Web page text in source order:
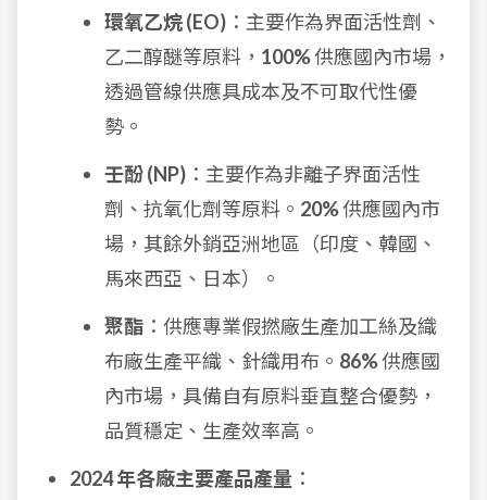
環氧乙烷 (EO) ：主要作為界面活性劑、
乙二醇醚等原料， 100%供應國內市場，
透過管線供應具成本及不可取代性優
勢。
壬酚 (NP) ：主要作為非離子界面活性
劑、抗氧化劑等原料。 20%供應國內市
場，其餘外銷亞洲地區（印度、韓國、
馬來西亞、日本）。
聚酯 ：供應專業假撚廠生產加工絲及織
布廠生產平織、針織用布。 86%供應國
內市場，具備自有原料垂直整合優勢，
品質穩定、生產效率高。
2024 年各廠主要產品產量 ：